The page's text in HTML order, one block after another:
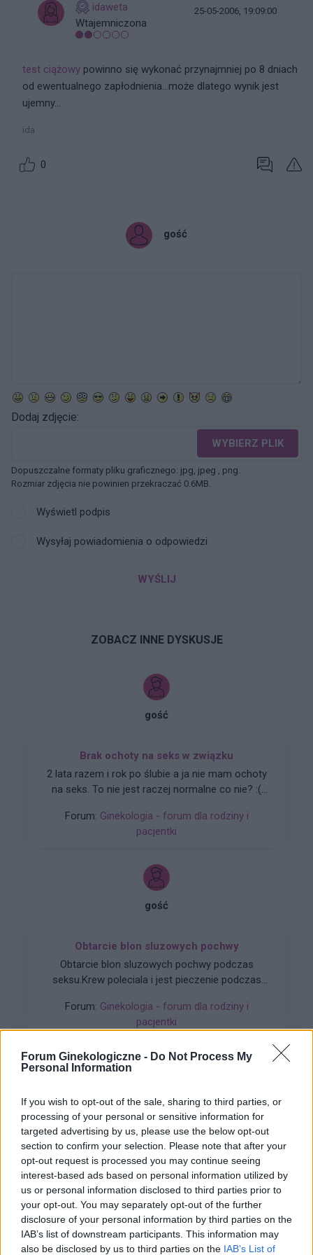
Forum Ginekologiczne - Do Not Process My
Personal Information
If you wish to opt-out of the sale, sharing to third parties, or
processing of your personal or sensitive information for
targeted advertising by us, please use the below opt-out
section to confirm your selection. Please note that after your
opt-out request is processed you may continue seeing
interest-based ads based on personal information utilized by
us or personal information disclosed to third parties prior to
your opt-out. You may separately opt-out of the further
disclosure of your personal information by third parties on the
IAB’s list of downstream participants. This information may
also be disclosed by us to third parties on the IAB’s List of
idaweta
Wtajemniczona
25-05-2006, 19:09:00
test ciążowy powinno się wykonać przynajmniej po 8 dniach
od ewentualnego zapłodnienia...może dlatego wynik jest
ujemny...
ida
0
gość
Dodaj zdjęcie:
WYBIERZ PLIK
Dopuszczalne formaty pliku graficznego: jpg, jpeg , png.
Rozmiar zdjęcia nie powinien przekraczać 0.6MB.
Wyświetl podpis
Wysyłaj powiadomienia o odpowiedzi
WYŚLIJ
ZOBACZ INNE DYSKUSJE
gość
Brak ochoty na seks w związku
2 lata razem i rok po ślubie a ja nie mam ochoty
na seks. To nie jest raczej normalne co nie? :(
dla mnie istnieć. Robię to z uwagi na męża.
Udaję orgazm. Rzuciłam tabletki
przestałam brać kilka miesięcy temu tak wiec
wszystko już raczej powinno się uregulować co
Forum: Ginekologia - forum dla rodziny i
pacjentki
gość
Obtarcie blon sluzowych pochwy
Obtarcie blon sluzowych pochwy podczas
seksu.Krew poleciala i jest pieczenie podczas
pomoze na ta dolegliwość?.
Forum: Ginekologia - forum dla rodziny i
pacjentki
gość
Brak okresu po porodzie
Hej! 6 miesięcy po porodzie , nie karmię piersią.
Brak miesiączki - miałam już przepisane luteinę l,
która nie wywołała okresu a następnie plastry
systen 50 i ponownie luteinę, które również
okresu nie wywołały. Plastry odklejały się.
Miałam wykonane badania hormonalne i
wyszedł bardzo niski poziom estrogenow. Około
Forum:Ginekologia - forum dla rodziny i
pacjentki